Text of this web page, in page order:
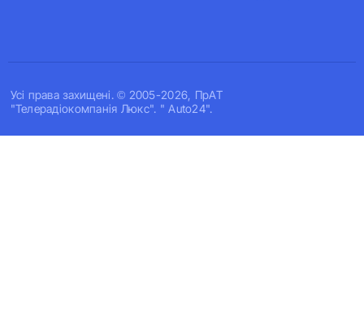
Усi права захищенi. © 2005-2026, ПрАТ
"Телерадіокомпанія Люкс". " Auto24".